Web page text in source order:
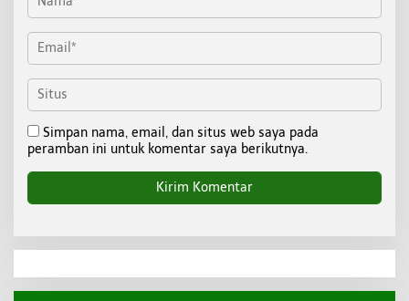
Simpan nama, email, dan situs web saya pada
peramban ini untuk komentar saya berikutnya.